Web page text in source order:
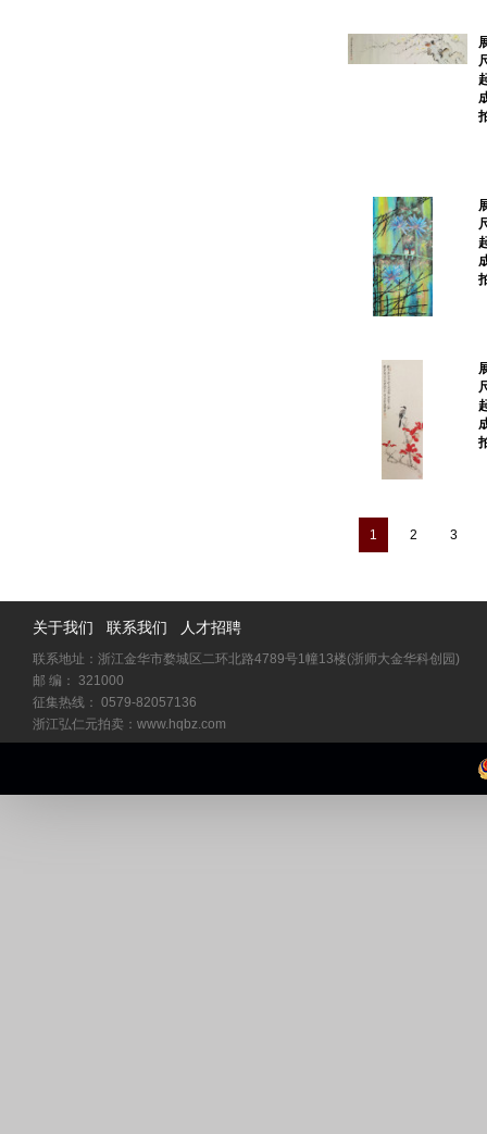
1 2 3
关于我们 联系我们 人才招聘
联系地址：浙江金华市婺城区二环北路4789号1幢13楼(浙师大金华科创园)
邮 编： 321000
征集热线： 0579-82057136
浙江弘仁元拍卖：www.hqbz.com